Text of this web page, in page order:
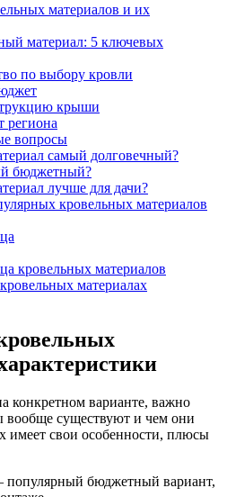
материалов и их
материал: 5 ключевых
по выбору кровли
крыши
региона
вопросы
самый долговечный?
бюджетный?
лучше для дачи?
кровельных материалов
кровельных материалов
материалах
конкретном варианте, важно
вообще существуют и чем они
имеет свои особенности, плюсы
бюджетный вариант,